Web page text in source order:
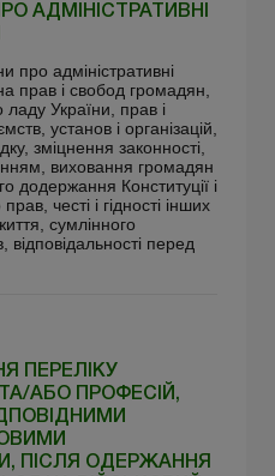
АДМІНІСТРАТИВНІ
про адміністративні
прав і свобод громадян,
ладу України, прав і
установ і організацій,
зміцнення законності,
виховання громадян
додержання Конституції і
честі і гідності інших
сумлінного
відповідальності перед
ПЕРЕЛІКУ
АБО ПРОФЕСІЙ,
ПІСЛЯ ОДЕРЖАННЯ